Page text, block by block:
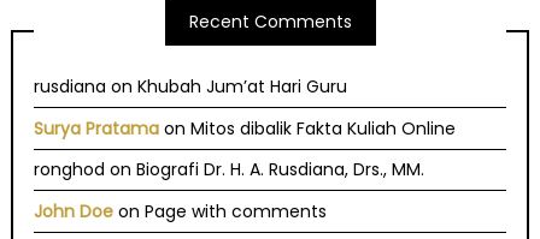
Recent Comments
rusdiana onKhubah Jum’at Hari Guru
Surya Pratama onMitos dibalik Fakta Kuliah Online
ronghod onBiografi Dr. H. A. Rusdiana, Drs., MM.
John Doe onPage with comments